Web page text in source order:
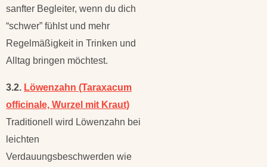
sanfter Begleiter, wenn du dich
“schwer” fühlst und mehr
Regelmäßigkeit in Trinken und
Alltag bringen möchtest.
3.2. Löwenzahn (Taraxacum
officinale, Wurzel mit Kraut)
Traditionell wird Löwenzahn bei
leichten
Verdauungsbeschwerden wie